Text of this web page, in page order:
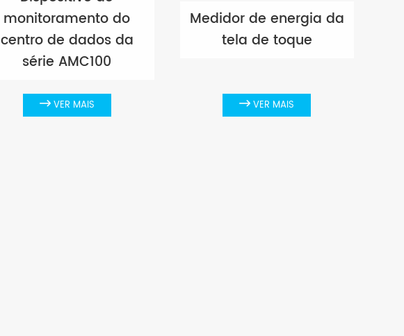
monitoramento do
centro de dados da
série AMC100
 VER MAIS
Medidor de energia da
tela de toque
VER MAIS